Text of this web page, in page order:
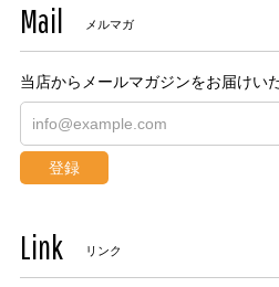
Mail メルマガ
当店からメールマガジンをお届けい
登録
Link リンク